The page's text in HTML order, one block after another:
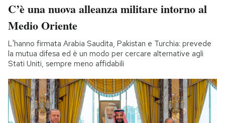
C’è una nuova alleanza militare intorno al
Medio Oriente
L'hanno firmata Arabia Saudita, Pakistan e Turchia: prevede
la mutua difesa ed è un modo per cercare alternative agli
Stati Uniti, sempre meno affidabili